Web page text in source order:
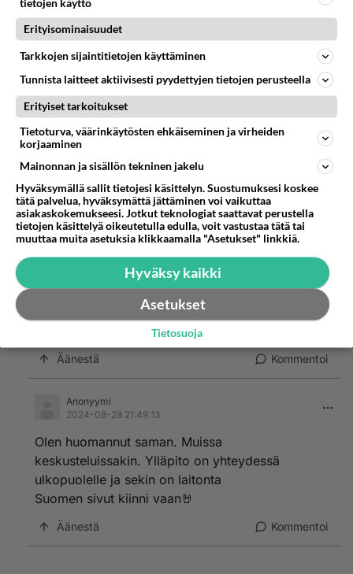
juttupinossa päästä.
Vai onko joku havainnut, että mitään tämmöistä
olisi kokaan lähdetty tutkimaan?
Äänestä Kommentoi
2022-03-01 15:25:53
Anonyymikirjoitti:
Ja hah hah! Poliisi on itse ilmoittanut preferoinneistaan
resurssipulassaan. Eli tämä on listalla viimeisenä eli
koskaan ei näin alas juttupinossa päästä.
Vai onko joku havainnut, että mitään tämmöistä olisi
Lue lisää
Näköjään ylläpito ei kumminkaan uskaltanut
ottaa sitä riskiä. Kuuden päivän pohdinnan
jälkeen poisti sen sonnan. Täältä lähti asiaa
ihmettelevä viesti äärimmäisen paljon
nopeammin, joten prioriteetit on kunnossa.
Äänestä Kommentoi
Anonyymi
2024-08-28 21:49:13
Olen huomannut saman. Muissa
keskusteluissakin. Ylläpito on yhteydessä
ulkopuolelle ja sekin on laitonta
Suomen sivut kiinni vaan🤘
Äänestä Kommentoi
tietojen käyttö
Erityisominaisuudet
Tarkkojen sijaintitietojen käyttäminen
Tunnista laitteet aktiivisesti pyydettyjen tietojen perusteella
Erityiset tarkoitukset
Tietoturva, väärinkäytösten ehkäiseminen ja virheiden
korjaaminen
Mainonnan ja sisällön tekninen jakelu
Hyväksymällä sallit tietojesi käsittelyn. Suostumuksesi koskee
tätä palvelua, hyväksymättä jättäminen voi vaikuttaa
asiakaskokemukseesi. Jotkut teknologiat saattavat perustella
tietojen käsittelyä oikeutetulla edulla, voit vastustaa tätä tai
muuttaa muita asetuksia klikkaamalla "Asetukset" linkkiä.
Hyväksy kaikki
Asetukset
Tietosuoja